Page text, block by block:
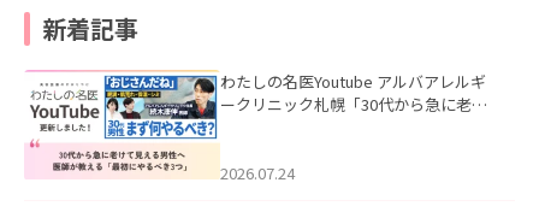
新着記事
わたしの名医Youtube アルバアレルギ
ークリニック札幌「30代から急に老け
た。
2026.07.24